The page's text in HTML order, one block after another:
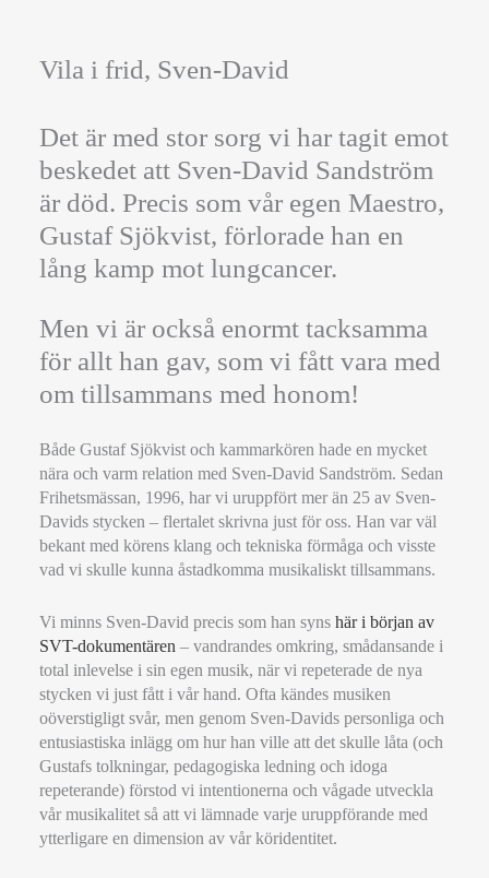
Vila i frid, Sven-David
Det är med stor sorg vi har tagit emot
beskedet att Sven-David Sandström
är död. Precis som vår egen Maestro,
Gustaf Sjökvist, förlorade han en
lång kamp mot lungcancer.
Men vi är också enormt tacksamma
för allt han gav, som vi fått vara med
om tillsammans med honom!
Både Gustaf Sjökvist och kammarkören hade en mycket
nära och varm relation med Sven-David Sandström. Sedan
Frihetsmässan, 1996, har vi uruppfört mer än 25 av Sven-
Davids stycken – flertalet skrivna just för oss. Han var väl
bekant med körens klang och tekniska förmåga och visste
vad vi skulle kunna åstadkomma musikaliskt tillsammans.
Vi minns Sven-David precis som han syns här i början av
SVT-dokumentären – vandrandes omkring, smådansande i
total inlevelse i sin egen musik, när vi repeterade de nya
stycken vi just fått i vår hand. Ofta kändes musiken
oöverstigligt svår, men genom Sven-Davids personliga och
entusiastiska inlägg om hur han ville att det skulle låta (och
Gustafs tolkningar, pedagogiska ledning och idoga
repeterande) förstod vi intentionerna och vågade utveckla
vår musikalitet så att vi lämnade varje uruppförande med
ytterligare en dimension av vår köridentitet.